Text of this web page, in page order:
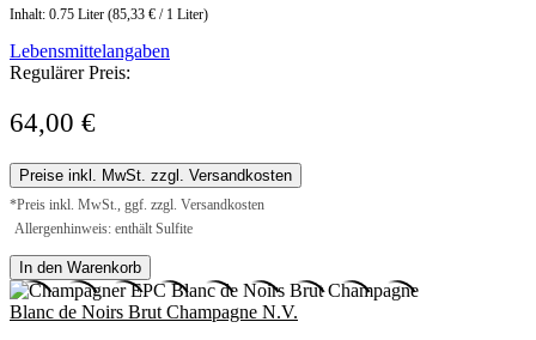
Inhalt: 0.75 Liter (85,33 € / 1 Liter)
Lebensmittelangaben
Regulärer Preis:
64,00 €
Preise inkl. MwSt. zzgl. Versandkosten
*Preis inkl. MwSt., ggf. zzgl. Versandkosten
Allergenhinweis: enthält Sulfite
In den Warenkorb
Blanc de Noirs Brut Champagne N.V.